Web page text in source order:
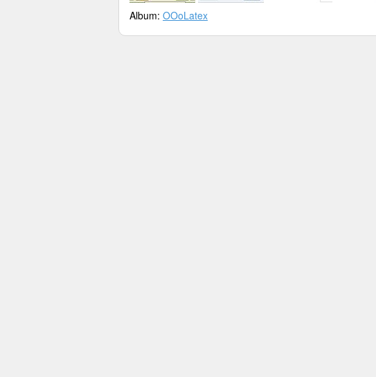
Album: OOoLatex